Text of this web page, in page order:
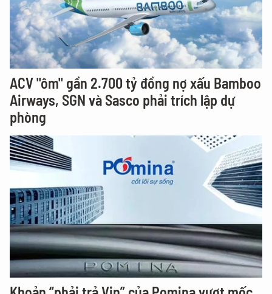
ACV "ôm" gần 2.700 tỷ đồng nợ xấu Bamboo
Airways, SGN và Sasco phải trích lập dự
phòng